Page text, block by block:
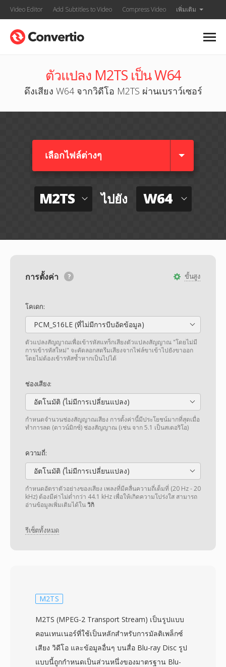
Video Editor Add Subtitles to Video Compress Video เพิ่มเติม
ตัวแปลง M2TS เป็น W64
ดึงเสียง W64 จากวิดีโอ M2TS ผ่านเบราว์เซอร์
เลือกไฟล์ต่างๆ​
M2TS ไปยัง W64
ขั้นสูง
การตั้งค่า
โคเดก:
PCM_S16LE (ที่ไม่มีการบีบอัดข้อมูล)
ตัวแปลงสัญญาณเพื่อเข้ารหัสแทร็กเสียงตัวแปลงสัญญาณ "โดยไม่มี
การเข้ารหัสใหม่" จะคัดลอกสตรีมเสียงจากไฟล์ขาเข้าไปยังขาออก
โดยไม่ต้องเข้ารหัสซ้ำหากเป็นไปได้
ช่องเสียง:
อัตโนมัติ (ไม่มีการเปลี่ยนแปลง)
กำหนดจำนวนช่องสัญญาณเสียง การตั้งค่านี้มีประโยชน์มากที่สุดเมื่อ
ทำการลด (ดาวน์มิกซ์) ช่องสัญญาณ (เช่น จาก 5.1 เป็นสเตอริโอ)
ความถี่:
อัตโนมัติ (ไม่มีการเปลี่ยนแปลง)
กำหนดอัตราตัวอย่างของเสียง เพลงที่มีคลื่นความถี่เต็มที่ (20 Hz - 20
kHz) ต้องมีค่าไม่ต่ำกว่า 44.1 kHz เพื่อให้เกิดความโปร่งใส สามารถ
อ่านข้อมูลเพิ่มเติมได้ในวิกิ
รีเซ็ตทั้งหมด
M2TS
M2TS (MPEG-2 Transport Stream) เป็นรูปแบบ
คอนเทนเนอร์ที่ใช้เป็นหลักสำหรับการมัลติเพล็กซ์
เสียง วิดีโอ และข้อมูลอื่นๆ บนสื่อ Blu-ray Disc รูป
แบบนี้ถูกกำหนดเป็นส่วนหนึ่งของมาตรฐาน Blu-